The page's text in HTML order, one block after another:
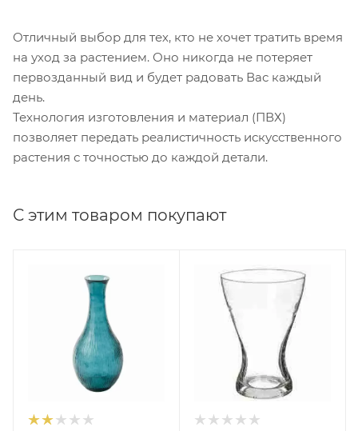
Отличный выбор для тех, кто не хочет тратить время
на уход за растением. Оно никогда не потеряет
первозданный вид и будет радовать Вас каждый
день.
Технология изготовления и материал (ПВХ)
позволяет передать реалистичность искусственного
растения с точностью до каждой детали.
С этим товаром покупают